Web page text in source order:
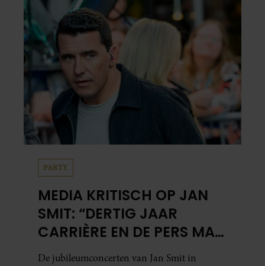
PARTY
MEDIA KRITISCH OP JAN
SMIT: “DERTIG JAAR
CARRIÈRE EN DE PERS MAG
NIET NAAR BINNEN”
De jubileumconcerten van Jan Smit in